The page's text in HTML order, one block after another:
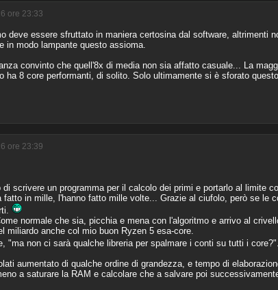
ore 23:33
deve essere sfruttato in maniera certosina dal software, altrimenti
in modo lampante questo assioma.
convinto che quell'8x di media non sia affatto casuale... La
ha 8 core performanti, di solito. Solo ultimamente si è sforato
ore 23:39
di scrivere un programma per il calcolo dei primi e portarlo al limite
fatto in mille, l'hanno fatto mille volte... Grazie al ciufolo, però se le
normale che sia, picchia e mena con l'algoritmo e arrivo al
miliardo anche col mio buon Ryzen 5 esa-core.
"ma non ci sarà qualche libreria per spalmare i conti su tutti i
aumentato di qualche ordine di grandezza, e tempo di
a saturare la RAM e calcolare che a salvare poi